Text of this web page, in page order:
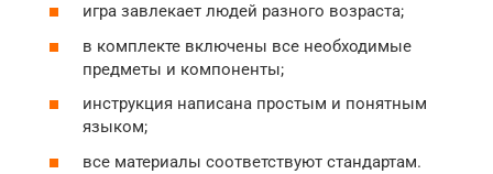
игра завлекает людей разного возраста;
в комплекте включены все необходимые
предметы и компоненты;
инструкция написана простым и понятным
языком;
все материалы соответствуют стандартам.